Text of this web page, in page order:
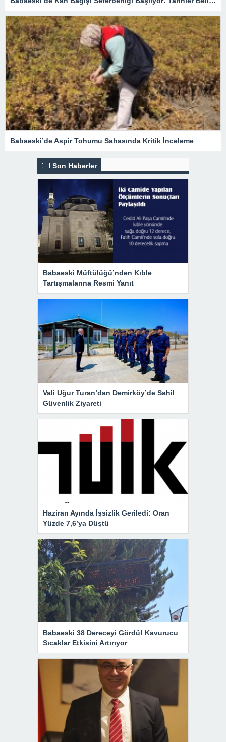
Babaeski’de Aspir Tohumu Sahasında Kritik İnceleme
Son Haberler
Babaeski Müftülüğü’nden Kıble
Tartışmalarına Resmi Yanıt
Vali Uğur Turan’dan Demirköy’de Sahil
Güvenlik Ziyareti
Haziran Ayında İşsizlik Geriledi: Oran
Yüzde 7,6’ya Düştü
Babaeski 38 Dereceyi Gördü! Kavurucu
Sıcaklar Etkisini Artırıyor